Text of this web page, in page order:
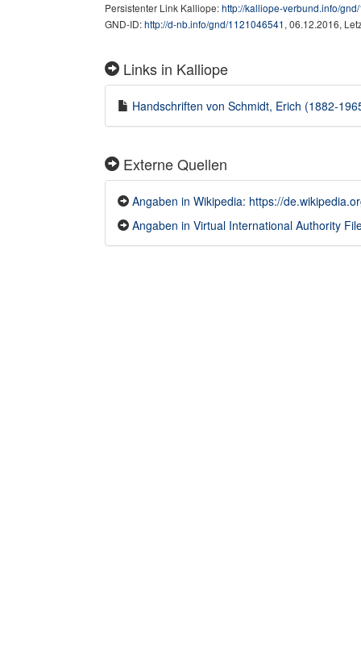
Persistenter Link Kalliope:http://kalliope-verbund.info/
GND-ID:http://d-nb.info/gnd/1121046541, 06.12.2016,
Links in Kalliope
Handschriften von Schmidt, Erich (1882-
Externe Quellen
Angaben in Wikipedia: https://
Angaben in Virtual International Authority